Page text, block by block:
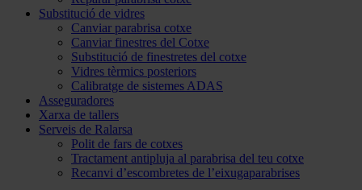
Substitució de vidres
Canviar parabrisa cotxe
Canviar finestres del Cotxe
Substitució de finestretes del cotxe
Vidres tèrmics posteriors
Calibratge de sistemes ADAS
Asseguradores
Xarxa de tallers
Serveis de Ralarsa
Polit de fars de cotxes
Tractament antipluja al parabrisa del teu cotxe
Recanvi d’escombretes de l’eixugaparabrises